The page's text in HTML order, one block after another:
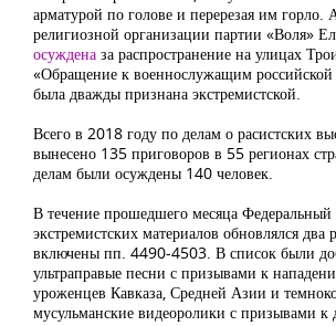
арматурой по голове и перерезая им горло.
религиозной организации партии «Воля»
осуждена за распространение на улицах
«Обращение к военнослужащим российской
была дважды признана экстремистской.
Всего в 2018 году по делам о расистских
вынесено 135 приговоров в 55 регионах
делам были осуждены 140 человек.
В течение прошедшего месяца Федеральный
экстремистских материалов обновлялся два
включены пп. 4490-4503. В список были
ультраправые песни с призывами к
уроженцев Кавказа, Средней Азии и
мусульманские видеоролики с призывами к